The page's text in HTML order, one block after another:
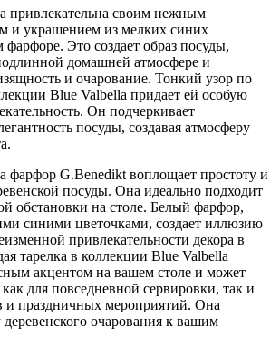
привлекательна своим нежным
и украшением из мелких синих
фарфоре. Это создает образ посуды,
домашней атмосфере и
и очарование. Тонкий узор по
Blue Valbella придает ей особую
Он подчеркивает
посуды, создавая атмосферу
фарфор G.Benedikt воплощает простоту и
посуды. Она идеально подходит
обстановки на столе. Белый фарфор,
синими цветочками, создает иллюзию
привлекательности декора в
тарелка в коллекции Blue Valbella
акцентом на вашем столе и может
для повседневной сервировки, так и
и праздничных мероприятий. Она
очарования к вашим